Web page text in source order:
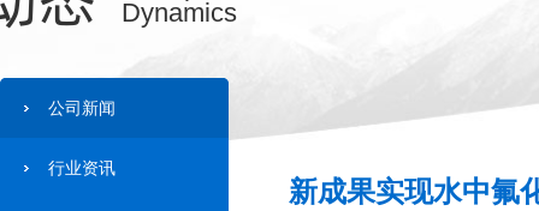
Dynamics
公司新闻
行业资讯
新成果实现水中氟